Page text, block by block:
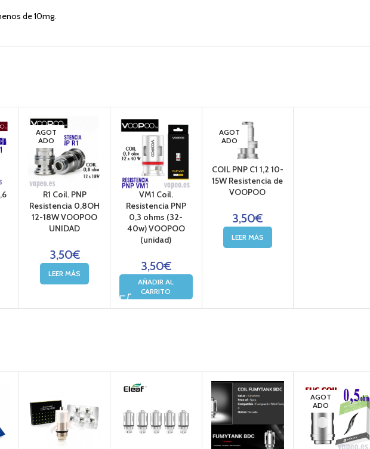
de 10mg.
AGOT
ADO
R1 Coil. PNP
Resistencia 0,8OH
12-18W VOOPOO
UNIDAD
3,50€
LEER MÁS
VM1 Coil.
Resistencia PNP
0,3 ohms (32-
40w) VOOPOO
(unidad)
3,50€
AÑADIR AL
CARRITO
AGOT
ADO
COIL PNP C1 1,2 10-
15W Resistencia de
VOOPOO
3,50€
LEER MÁS
AGOT
ADO